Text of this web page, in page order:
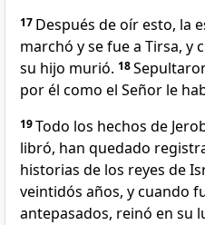
17 Después de oír esto, la
marchó y se fue a Tirsa, y
su hijo murió. 18
por él como el Señor le
19Todo los hechos de
libró, han quedado
historias de los reyes de
veintidós años, y cuando
antepasados, reinó en su